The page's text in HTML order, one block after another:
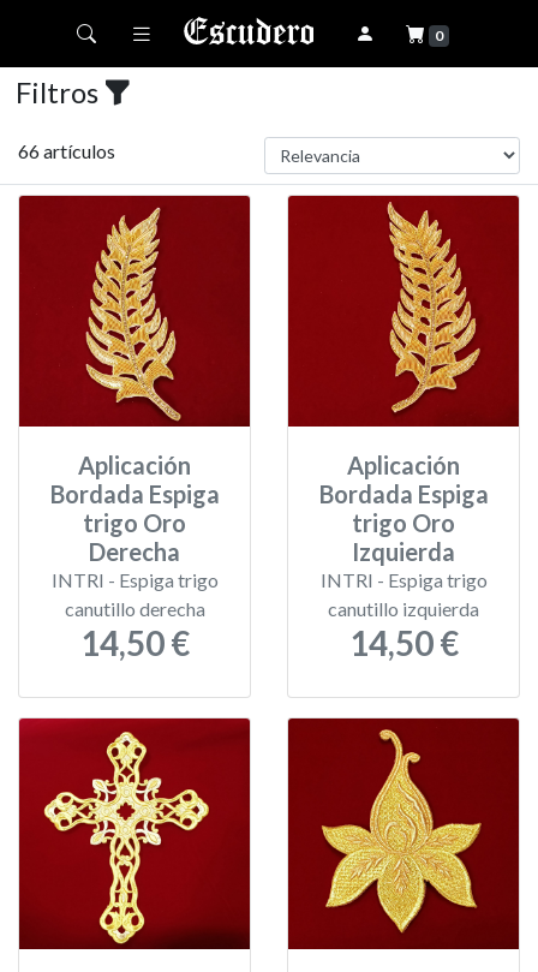
Toggle navigation 0
Filtros
66 artículos
Aplicación
Bordada Espiga
trigo Oro
Derecha
INTRI - Espiga trigo
canutillo derecha
14,50 €
Aplicación
Bordada Espiga
trigo Oro
Izquierda
INTRI - Espiga trigo
canutillo izquierda
14,50 €